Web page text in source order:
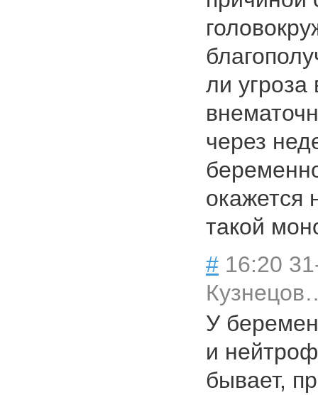
ли
через
окажется
такой
# 16:20
У
и
бывает,